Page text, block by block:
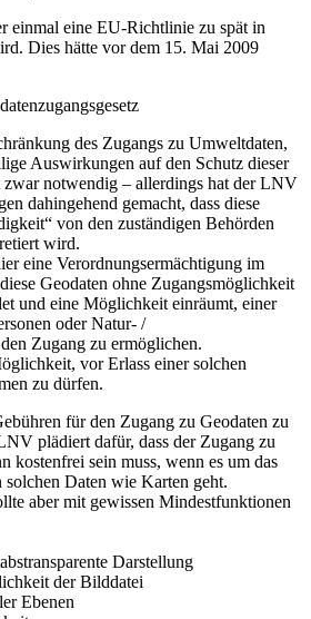
einmal eine EU-Richtlinie zu spät in
Dies hätte vor dem 15. Mai 2009
des Zugangs zu Umweltdaten,
Auswirkungen auf den Schutz dieser
zwar notwendig – allerdings hat der LNV
dahingehend gemacht, dass diese
von den zuständigen Behörden
wird.
eine Verordnungsermächtigung im
Geodaten ohne Zugangsmöglichkeit
und eine Möglichkeit einräumt, einer
oder Natur- /
Zugang zu ermöglichen.
vor Erlass einer solchen
zu dürfen.
für den Zugang zu Geodaten zu
plädiert dafür, dass der Zugang zu
kostenfrei sein muss, wenn es um das
solchen Daten wie Karten geht.
aber mit gewissen Mindestfunktionen
Darstellung
der Bilddatei
Ebenen